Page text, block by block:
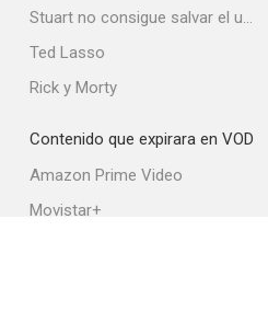
Stuart no consigue salvar el universo
Ted Lasso
Rick y Morty
Contenido que expirara en VOD
Amazon Prime Video
Movistar+